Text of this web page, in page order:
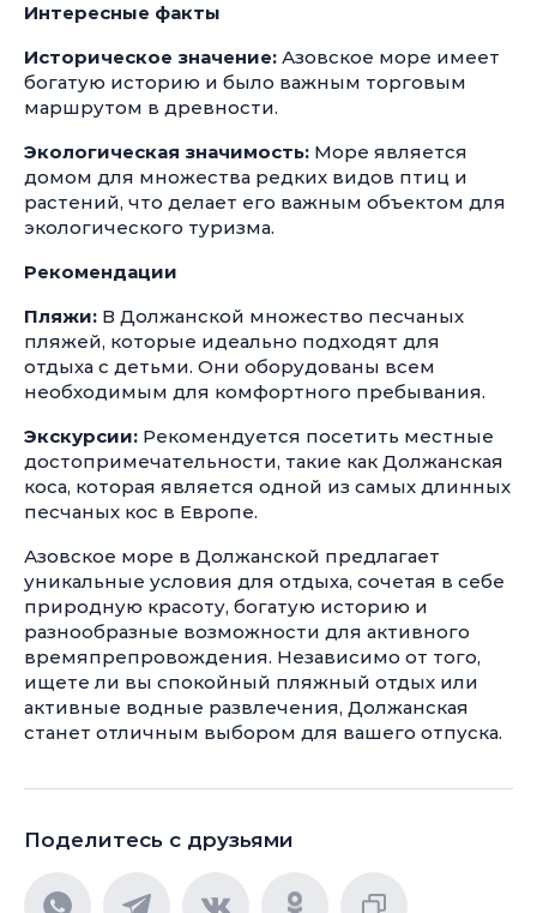
Интересные факты
Историческое значение: Азовское море имеет
богатую историю и было важным торговым
маршрутом в древности.
Экологическая значимость: Море является
домом для множества редких видов птиц и
растений, что делает его важным объектом для
экологического туризма.
Рекомендации
Пляжи: В Должанской множество песчаных
пляжей, которые идеально подходят для
отдыха с детьми. Они оборудованы всем
необходимым для комфортного пребывания.
Экскурсии: Рекомендуется посетить местные
достопримечательности, такие как Должанская
коса, которая является одной из самых длинных
песчаных кос в Европе.
Азовское море в Должанской предлагает
уникальные условия для отдыха, сочетая в себе
природную красоту, богатую историю и
разнообразные возможности для активного
времяпрепровождения. Независимо от того,
ищете ли вы спокойный пляжный отдых или
активные водные развлечения, Должанская
станет отличным выбором для вашего отпуска.
Поделитесь с друзьями